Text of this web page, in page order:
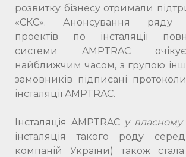
розвитку бізнесу отримали
«СКС». Анонсування ряду
проектів по інсталяції
системи AMPTRAC
найближчим часом, з групою
замовників підписані
інсталяції AMPTRAC.
Інсталяція AMPTRAC у власному
інсталяція такого роду
компаній України) також